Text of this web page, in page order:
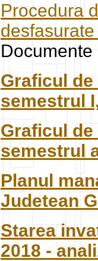
Procedura
Graficul
semestrul
Graficul
semestrul
Planul
Judetean
Starea
2018 -